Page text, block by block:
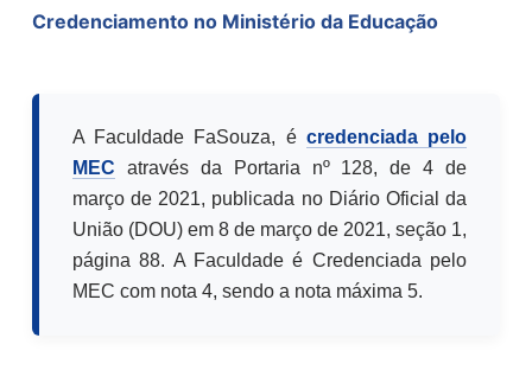
Credenciamento no Ministério da Educação
A Faculdade FaSouza, é credenciada pelo
MEC através da Portaria nº 128, de 4 de
março de 2021, publicada no Diário Oficial da
União (DOU) em 8 de março de 2021, seção 1,
página 88. A Faculdade é Credenciada pelo
MEC com nota 4, sendo a nota máxima 5.